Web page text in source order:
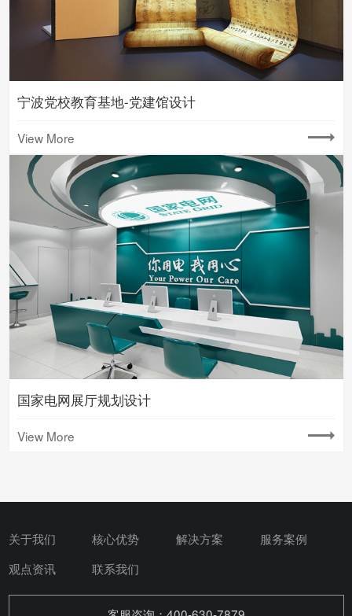
宁波党校教育基地-党建馆设计
View More
国家电网展厅规划设计
View More
关于我们 核心优势 解决方案
服务案例
观点资讯
联系我们